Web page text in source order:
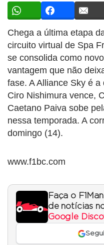
Chega a última etapa
circuito virtual de Spa
se consolida como
vantagem que não
fase. A Alliance Sky é
Ciro Nishimura vence,
Caetano Paiva sobe
nessa temporada. A
domingo (14).
www.f1bc.com
Faça o
de notícias
Google